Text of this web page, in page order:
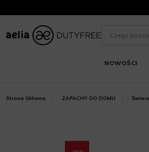
NOWOŚCI
Strona Główna ZAPACHY DO DOMU